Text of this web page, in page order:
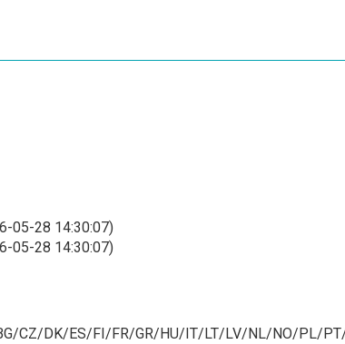
05-28 14:30:07)
05-28 14:30:07)
CZ/DK/ES/FI/FR/GR/HU/IT/LT/LV/NL/NO/PL/